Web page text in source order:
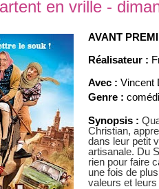
en vrille -
AVANT
Réalisateur :
Avec : Vincent
Genre :
Synopsis :
Christian,
dans leur petit
artisanale. Du
rien pour faire
une fois de
valeurs et